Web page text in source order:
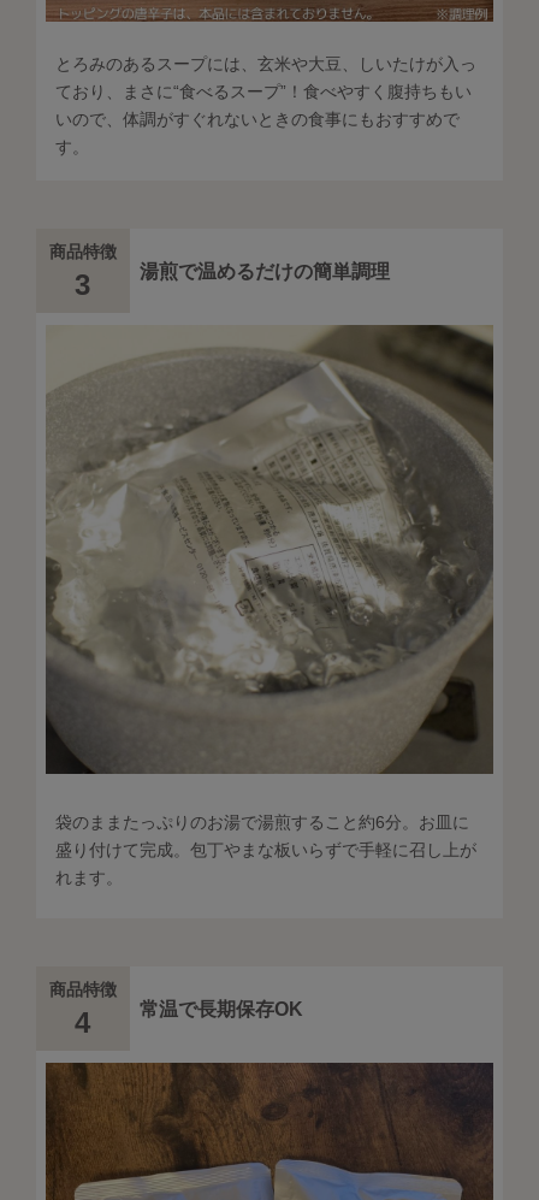
とろみのあるスープには、玄米や大豆、しいたけが入っ
ており、まさに“食べるスープ”！食べやすく腹持ちもい
いので、体調がすぐれないときの食事にもおすすめで
す。
商品特徴
3 湯煎で温めるだけの簡単調理
袋のままたっぷりのお湯で湯煎すること約6分。お皿に
盛り付けて完成。包丁やまな板いらずで手軽に召し上が
れます。
商品特徴
4 常温で長期保存OK